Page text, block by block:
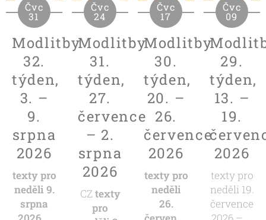
Čvc
31
Modlitby
32.
týden,
3. –
9.
srpna
2026
texty pro
neděli 9.
srpna
Čvc
24
Modlitby
31.
týden,
27.
července
– 2.
srpna
2026
CZtexty
pro
Čvc
17
Modlitby
30.
týden,
20. –
26.
července
2026
texty pro
neděli
26.
Čvc
09
29.
týden,
13. –
19.
2026
texty pro
neděli 19.
července